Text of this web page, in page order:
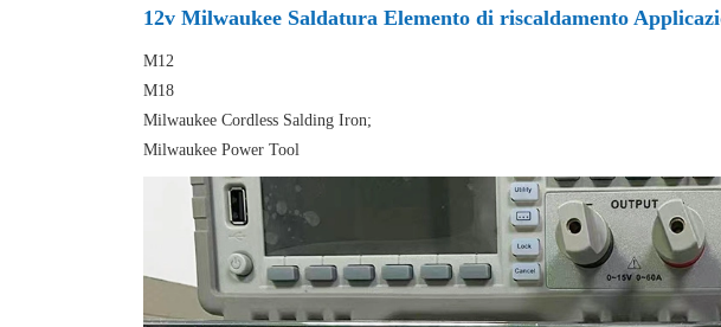
12v Milwaukee Saldatura Elemento di riscaldamento
M12
M18
Milwaukee Cordless Salding Iron;
Milwaukee Power Tool